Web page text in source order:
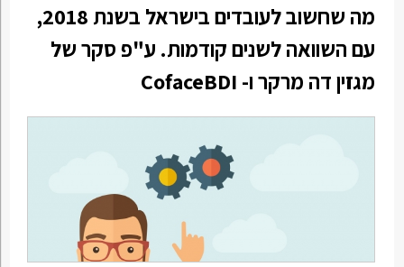
מה שחשוב לעובדים בישראל בשנת 2018,
עם השוואה לשנים קודמות. ע"פ סקר של
מגזין דה מרקר ו- CofaceBDI